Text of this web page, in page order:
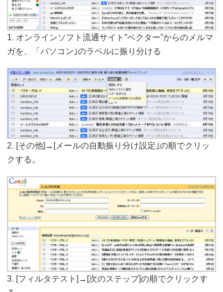
1. オンラインソフト流通サイト”ベクター”からのメルマ
ガを、「パソコン｣のラベルに振り分ける
2. [その他]→[メールの自動振り分け設定｣の順でクリッ
クする。
3. [フィルタテスト]→[次のステップ]の順でクリックす